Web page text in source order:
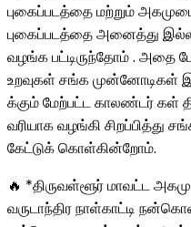
புகைப்படத்தை மற்றும்
புகைப்படத்தை அனைத்து
வழங்க பட்டிருந்தோம் . அதை
உறவுகள் சங்க முன்னோடிகள்
க்கும் மேற்பட்ட காலண்டர் கள்
வரியாக வழங்கி சிறப்பித்து
கேட்டுக் கொள்கின்றோம்.
🔥 *திருவள்ளூர் மாவட்ட
வருடாந்திர நாள்காட்டி